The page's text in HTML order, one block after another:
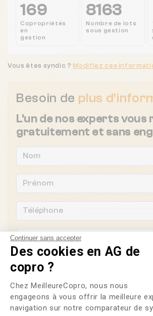
Continuer sans accepter
Des cookies en AG de
copro ?
Plateforme de Gestion
Chez MeilleureCopro, nous nous
engageons à vous offrir la meilleure
navigation sur notre comparateur de
169
Copropriétés
en
gestion
8163
Nombre de lots
sous gestion
Besoin de plus
L'un de nos experts
gratuitement et sans
Souhaitez-vous changer de
Vous êtes syndic ? Modifiez ces